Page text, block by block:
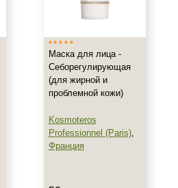
Маска для лица -
Себорегулирующая
(для жирной и
проблемной кожи)
Kosmoteros
Professionnel (Paris),
Франция